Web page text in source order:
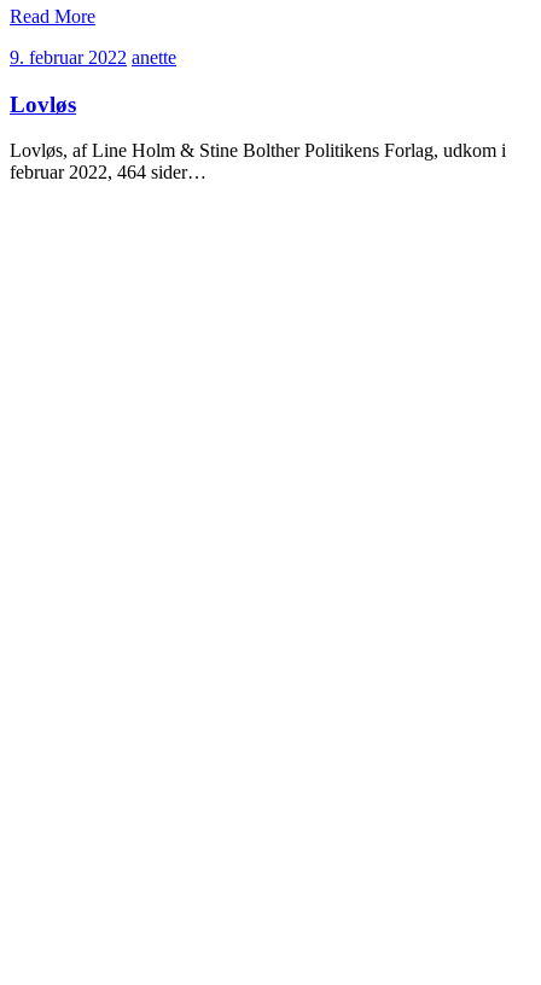
Read More
9. februar 2022 9.
anetteanette
Lovløs
Lovløs, af Line Holm & Stine Bolther Politikens Forlag, udkom i
februar 2022, 464 sider…